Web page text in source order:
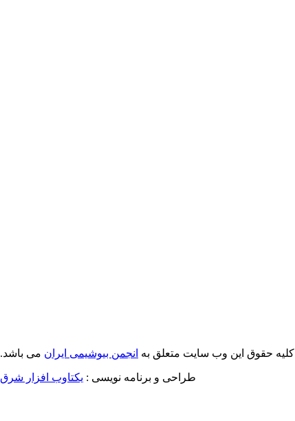
کلیه حقوق این وب سایت متعلق به انجمن بیوشیمی ایران می باشد.
طراحی و برنامه نویسی : یکتاوب افزار شرق